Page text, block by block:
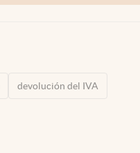
devolución del IVA